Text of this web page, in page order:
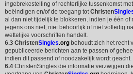
ingebrekestelling of rechterlijke tussenkomst
beëindigen en/of de toegang totChristen
al dan niet tijdelijk te blokkeren, indien je één of
jegens ons niet, niet behoorlijk of niet volledig
wettelijke voorschriften handelt.
6.3 ChristenSingles.org behoudt zich het recht
gepubliceerde berichten aan te passen of
indien dit passend of noodzakelijk wordt geacht.
6.4 ChristenSingles die informatie verzwijgen